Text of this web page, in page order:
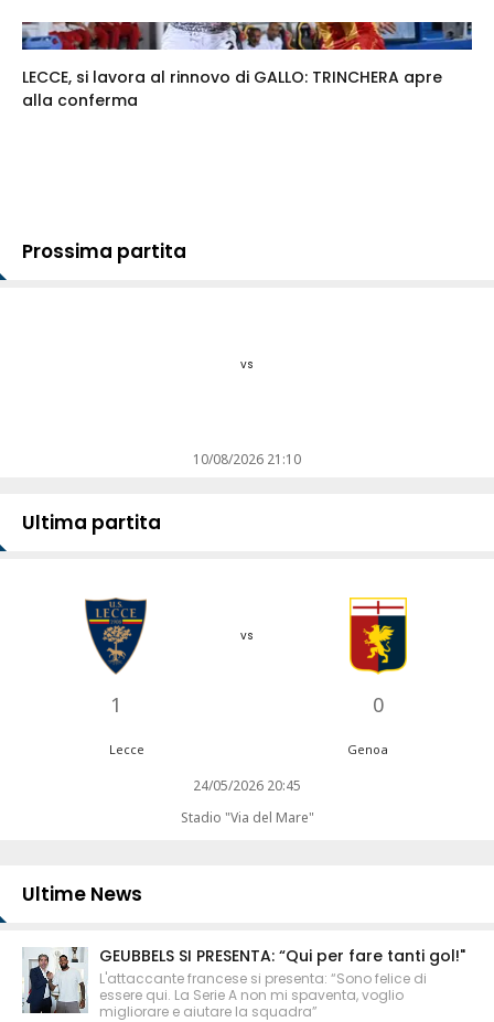
LECCE, si lavora al rinnovo di GALLO: TRINCHERA apre
alla conferma
Prossima partita
vs
10/08/2026 21:10
Ultima partita
1
vs
0
Lecce Genoa
24/05/2026 20:45
Stadio "Via del Mare"
Ultime News
GEUBBELS SI PRESENTA: “Qui per fare tanti gol!"
L'attaccante francese si presenta: “Sono felice di
essere qui. La Serie A non mi spaventa, voglio
migliorare e aiutare la squadra”